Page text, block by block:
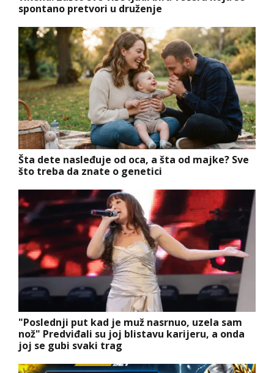
spontano pretvori u druženje
Šta dete nasleđuje od oca, a šta od majke? Sve
što treba da znate o genetici
"Poslednji put kad je muž nasrnuo, uzela sam
nož" Predviđali su joj blistavu karijeru, a onda
joj se gubi svaki trag